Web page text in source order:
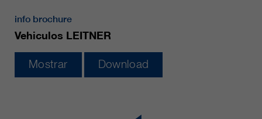
info brochure
Vehiculos LEITNER
Mostrar Download
sitios web. Esta información
clientes/ socios.